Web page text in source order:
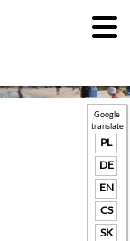
Google
translate
PL
DE
EN
CS
SK